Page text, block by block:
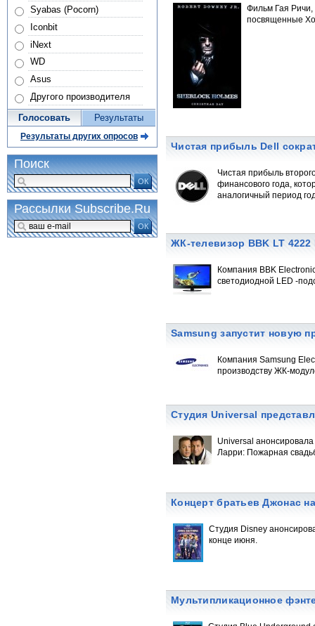
Фильм Гая Ричи,
посвященные
Чистая прибыль Dell
Чистая прибыль
финансового года,
аналогичный период
ЖК-телевизор BBK LT 4222
Компания BBK
светодиодной LED -
Samsung запустит новую
Компания Samsung
производству ЖК-
Студия Universal
Universal
Ларри: Пожарная
Концерт братьев Джонас
Студия Disney
конце июня.
Мультипликационное
Syabas (Pocorn)
Iconbit
iNext
WD
Asus
Другого производителя
Голосовать Результаты
Результаты других опросов
Поиск
ОК
Рассылки Subscribe.Ru
ОК